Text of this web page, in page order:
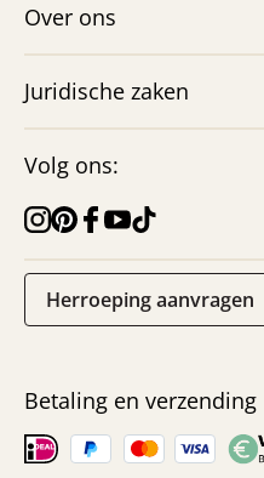
Over ons
Juridische zaken
Volg ons:
Herroeping aanvragen
Betaling en verzending